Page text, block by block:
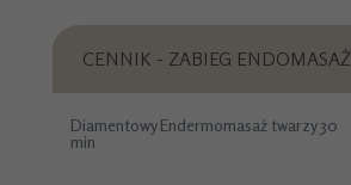
CENNIK - ZABIEG ENDOMASAŻ
Diamentowy Endermomasaż twarzy 30
min